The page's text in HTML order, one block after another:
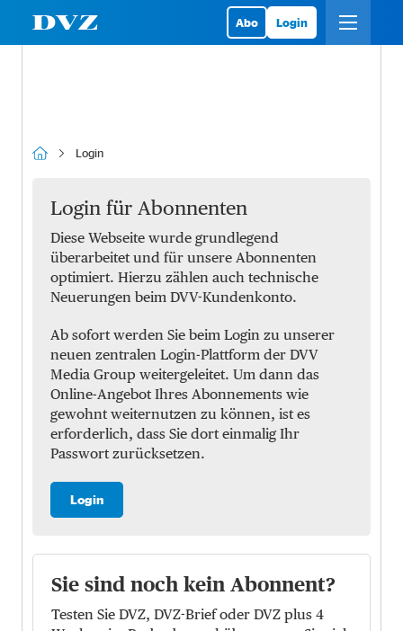
Abo Login
Login
Login für Abonnenten
Diese Webseite wurde grundlegend
überarbeitet und für unsere Abonnenten
optimiert. Hierzu zählen auch technische
Neuerungen beim DVV-Kundenkonto.
Ab sofort werden Sie beim Login zu unserer
neuen zentralen Login-Plattform der DVV
Media Group weitergeleitet. Um dann das
Online-Angebot Ihres Abonnements wie
gewohnt weiternutzen zu können, ist es
erforderlich, dass Sie dort einmalig Ihr
Passwort zurücksetzen.
Login
Sie sind noch kein Abonnent?
Testen Sie DVZ, DVZ-Brief oder DVZ plus 4